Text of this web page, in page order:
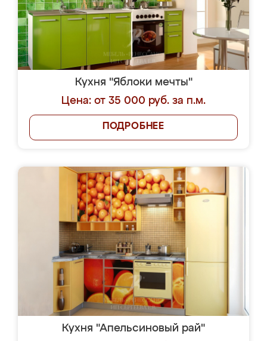
Кухня "Яблоки мечты"
Цена: от 35 000 руб. за п.м.
ПОДРОБНЕЕ
Кухня "Апельсиновый рай"